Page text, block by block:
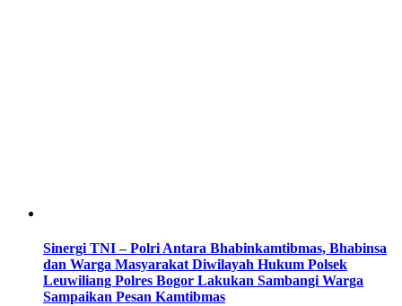
Sinergi TNI – Polri Antara Bhabinkamtibmas, Bhabinsa
dan Warga Masyarakat Diwilayah Hukum Polsek
Leuwiliang Polres Bogor Lakukan Sambangi Warga
Sampaikan Pesan Kamtibmas